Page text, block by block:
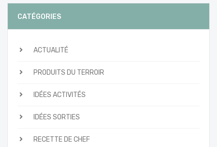
CATÉGORIES
ACTUALITÉ
PRODUITS DU TERROIR
IDÉES ACTIVITÉS
IDÉES SORTIES
RECETTE DE CHEF